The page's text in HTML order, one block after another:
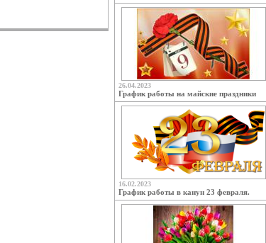
26.04.2023
График работы на майские праздники
16.02.2023
График работы в канун 23 февраля.